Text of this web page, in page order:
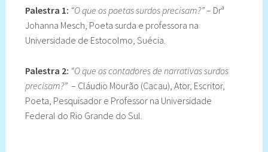
Palestra 1: “O que os poetas surdos precisam?”– Drª
Johanna Mesch, Poeta surda e professora na
Universidade de Estocolmo, Suécia.
Palestra 2: “O que os contadores de narrativas surdos
precisam?”– Cláudio Mourão (Cacau), Ator, Escritor,
Poeta, Pesquisador e Professor na Universidade
Federal do Rio Grande do Sul.